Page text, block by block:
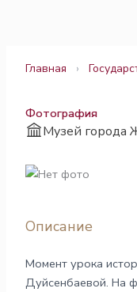
Главная ›
Фотография
Музей города
Описание
Момент урока
Дуйсенбаевой. На